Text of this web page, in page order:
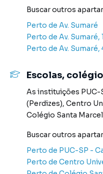
Anuncie seu imóvel! É
Imóveis é uma imobiliária
cidades do Brasil, incluindo
Na Sell Imóveis você
tradicionais. Já vendemos
uma equipe de marketing
campanhas específicas
muito o número de
consequência uma maior
programadores,
atendimento preparada
Buscar outros
Perto de Av. Sumaré
Perto de Av. Sumaré,
Perto de Av. Sumaré,
Escolas,
As instituições PUC-
(Perdizes), Centro
Colégio Santa
Buscar outros
Perto de PUC-SP -
Perto de Centro